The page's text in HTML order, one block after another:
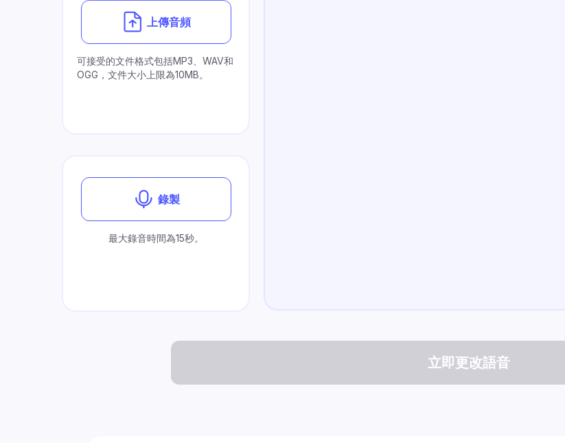
上傳音頻
可接受的文件格式包括MP3、WAV和
OGG，文件大小上限為10MB。
錄製
最大錄音時間為15秒。
立即更改語音